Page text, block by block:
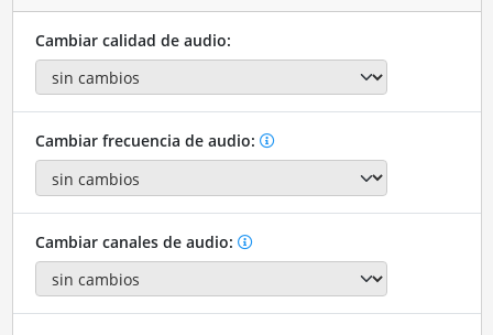
Cambiar calidad de audio:
Cambiar frecuencia de audio:
Cambiar canales de audio: